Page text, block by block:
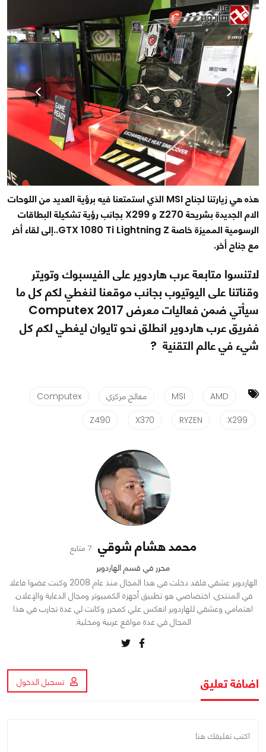
هذه هي زيارتنا لجناح MSI الذي استمتعنا فيه برؤية العديد من اللوحات
الام الجديدة بشريحة Z270 و X299 بجانب رؤية تشكيلة البطاقات
الرسومية المميزة خاصة GTX 1080 Ti Lightning Z..إلى لقاء أخر
مع جناح أخر.
لاتنسوا متابعة عرب هاردوير على الفيسبوك وتويتر
وقناتنا على اليوتيوب بجانب موقعنا لنغطي لكم كل ما
سيأتي ضمن فعاليات معرض Computex 2017
ففريق عرب هاردوير انطلق نحو تايوان ليغطي لكم كل
شيء في عالم التقنية ?
AMD
MSI معالج مركزي
Computex
X299
RYZEN
X370
Z490
محمد هشام شوقي 7 متابع
محرر في قسم الهاردوير
الهاردوير عشقي فلقد دخلت في هذا المجال منذ عام 2008 وكنت عضوا فاعلا
في المنتدى. اختصاصي هو تطبيق أجهزة الكمبيوتر ومجال الدعاية والإعلان.
اهتمامي وعشقي للهاردوير انعكس علي كمحرر وكانت لي عدة تجارب في هذا
المجال في عدة مواقع عربية ومحلية.
اضافة تعليق تسجيل الدخول